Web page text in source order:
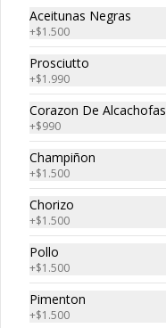
-  Fetuccini boloñesa
-  Ñoki al pesto
-  Penne rigatti alfredo
Tripasta de Tonny
Tripasta de Tonny
-  Fetuccini boloñesa
-  Ñoki al pesto
-  Penne rigatti alfredo
Antipasto
Aceitunas Negras
+$1.500
Prosciutto
+$1.990
Corazon De Alcachofas
+$990
Champiñon
+$1.500
Chorizo
+$1.500
Pollo
+$1.500
Pimenton
+$1.500